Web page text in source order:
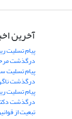
آخرین
پیام
درگذشت
پیام تسلیت
درگذشت
پیام
درگذشت
تبعیت از